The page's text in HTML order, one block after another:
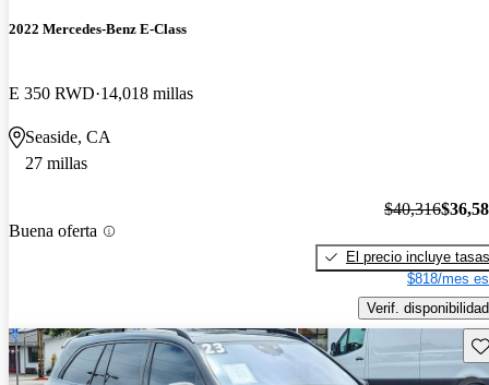
2022 Mercedes-Benz E-Class
E 350 RWD 14,018 millas
Seaside, CA
27 millas
Buena oferta
$40,316
El precio incluye tasas
$818/mes
Verif. disponibilidad